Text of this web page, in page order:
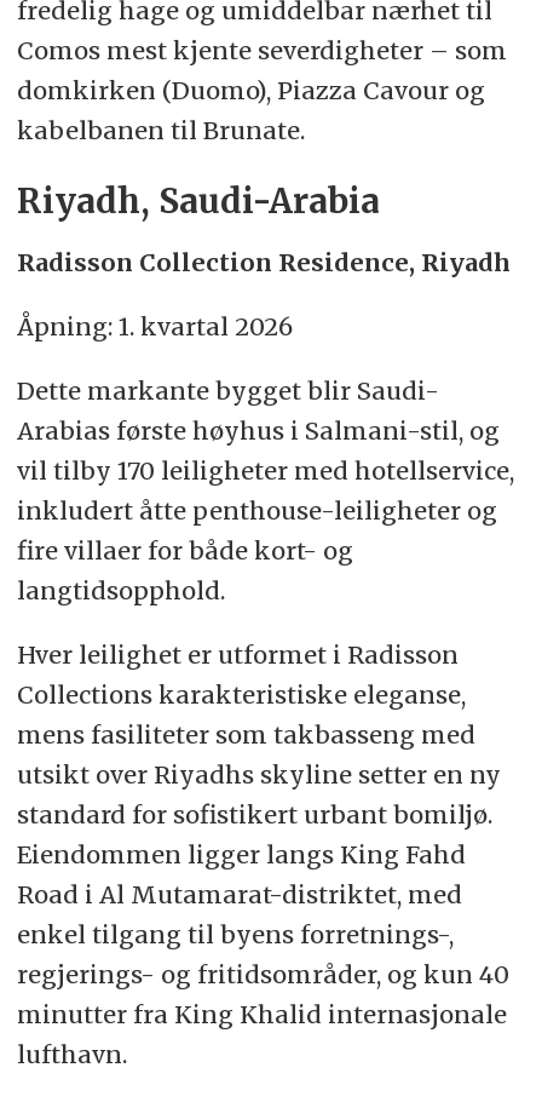
fredelig hage og umiddelbar nærhet til
Comos mest kjente severdigheter – som
domkirken (Duomo), Piazza Cavour og
kabelbanen til Brunate.
Riyadh, Saudi-Arabia
Radisson Collection Residence, Riyadh
Åpning: 1. kvartal 2026
Dette markante bygget blir Saudi-
Arabias første høyhus i Salmani-stil, og
vil tilby 170 leiligheter med hotellservice,
inkludert åtte penthouse-leiligheter og
fire villaer for både kort- og
langtidsopphold.
Hver leilighet er utformet i Radisson
Collections karakteristiske eleganse,
mens fasiliteter som takbasseng med
utsikt over Riyadhs skyline setter en ny
standard for sofistikert urbant bomiljø.
Eiendommen ligger langs King Fahd
Road i Al Mutamarat-distriktet, med
enkel tilgang til byens forretnings-,
regjerings- og fritidsområder, og kun 40
minutter fra King Khalid internasjonale
lufthavn.